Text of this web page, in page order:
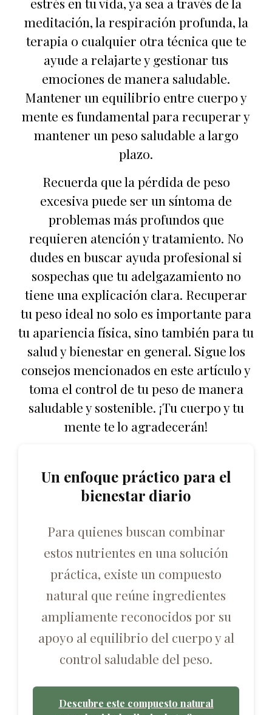
meditación, la respiración profunda, la
terapia o cualquier otra técnica que te
ayude a relajarte y gestionar tus
emociones de manera saludable.
Mantener un equilibrio entre cuerpo y
mente es fundamental para recuperar y
mantener un peso saludable a largo
plazo.
Recuerda que la pérdida de peso
excesiva puede ser un síntoma de
problemas más profundos que
requieren atención y tratamiento. No
dudes en buscar ayuda profesional si
sospechas que tu adelgazamiento no
tiene una explicación clara. Recuperar
tu peso ideal no solo es importante para
tu apariencia física, sino también para tu
salud y bienestar en general. Sigue los
consejos mencionados en este artículo y
toma el control de tu peso de manera
saludable y sostenible. ¡Tu cuerpo y tu
mente te lo agradecerán!
Un enfoque práctico para el
bienestar diario
Para quienes buscan combinar
estos nutrientes en una solución
práctica, existe un compuesto
natural que reúne ingredientes
ampliamente reconocidos por su
apoyo al equilibrio del cuerpo y al
control saludable del peso.
Descubre este compuesto natural